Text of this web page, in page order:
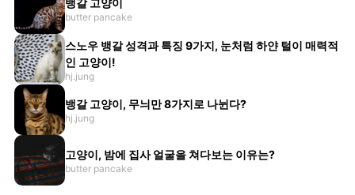
뱅갈 고양이
butter pancake
스노우 뱅갈 성격과 특징 9가지, 눈처럼 하얀 털이 매력적
인 고양이!
hj.jung
뱅갈 고양이, 무늬만 8가지로 나뉜다?
hj.jung
고양이, 밤에 집사 얼굴을 쳐다보는 이유는?
butter pancake